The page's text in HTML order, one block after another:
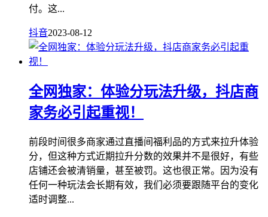
付。这...
抖音2023-08-12
全网独家：体验分玩法升级，抖店商
家务必引起重视！
前段时间很多商家通过直播间福利品的方式来拉升体验
分，但这种方式近期拉升分数的效果并不是很好，有些
店铺还会被清销量，甚至被罚。这也很正常。因为没有
任何一种玩法会长期有效，我们必须要跟随平台的变化
适时调整...